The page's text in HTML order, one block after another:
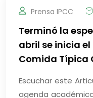
Prensa IPCC
Terminó la
abril se inicia el
Comida Típica
Escuchar este
agenda